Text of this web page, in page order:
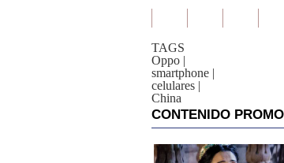
TAGS
Oppo |
smartphone |
celulares |
China